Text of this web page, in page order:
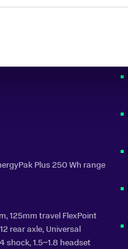
by Yamaha
Plus 250 Wh range
125mm travel FlexPoint
rear axle, Universal
shock, 1.5~1.8 headset